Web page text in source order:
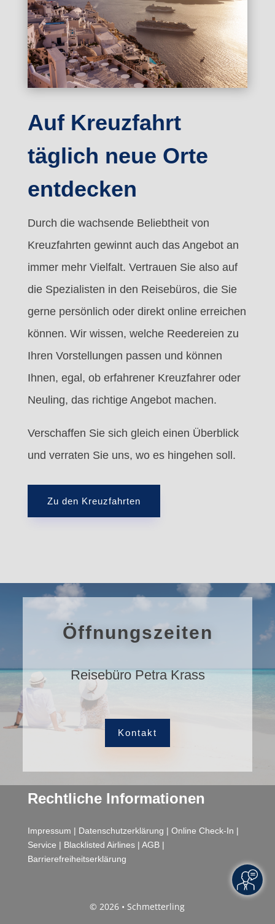
Auf Kreuzfahrt
täglich neue Orte
entdecken
Durch die wachsende Beliebtheit von
Kreuzfahrten gewinnt auch das Angebot an
immer mehr Vielfalt. Vertrauen Sie also auf
die Spezialisten in den Reisebüros, die Sie
gerne persönlich oder direkt online erreichen
können. Wir wissen, welche Reedereien zu
Ihren Vorstellungen passen und können
Ihnen, egal, ob erfahrener Kreuzfahrer oder
Neuling, das richtige Angebot machen.
Verschaffen Sie sich gleich einen Überblick
und verraten Sie uns, wo es hingehen soll.
Zu den Kreuzfahrten
Öffnungszeiten
Reisebüro Petra Krass
Kontakt
Rechtliche Informationen
Impressum | Datenschutzerklärung | Online Check-In |
Service | Blacklisted Airlines| AGB|
Barrierefreiheitserklärung
© 2026 • Schmetterling